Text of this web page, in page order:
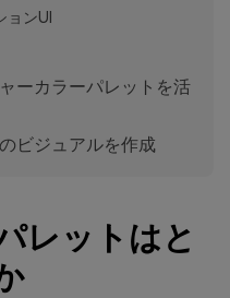
ンUI
ーカラーパレットを活
ビジュアルを作成
レットはと